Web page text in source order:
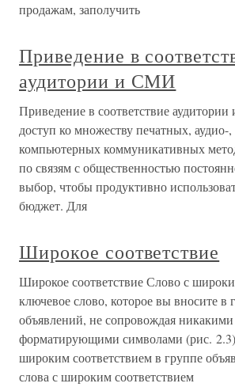
продажам, заполучить
Приведение в
аудитории и СМИ
Приведение в соответствие
доступ ко множеству печатных, аудио-
компьютерных коммуникативных
по связям с общественностью
выбор, чтобы продуктивно
бюджет. Для
Широкое соответствие
Широкое соответствие Слово с
ключевое слово, которое вы вносите в
объявлений, не сопровождая никакими
форматирующими символами (рис.
широким соответствием в группе
слова с широким соответствием